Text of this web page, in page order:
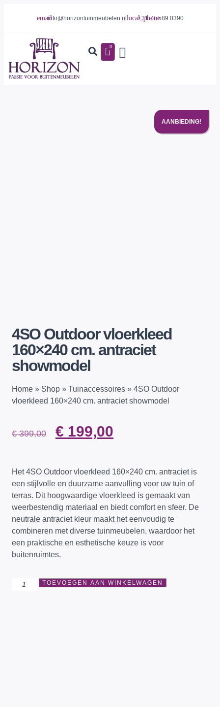
info@horizontuinmeubelen.nl +31 71 589 0390
0
AANBIEDING!
4SO Outdoor vloerkleed
160×240 cm. antraciet
showmodel
Home » Shop » Tuinaccessoires » 4SO Outdoor
vloerkleed 160×240 cm. antraciet showmodel
€399,00 € 199,00
Het 4SO Outdoor vloerkleed 160×240 cm. antraciet is
een stijlvolle en duurzame aanvulling voor uw tuin of
terras. Dit hoogwaardige vloerkleed is gemaakt van
weerbestendig materiaal en biedt comfort en sfeer. De
neutrale antraciet kleur maakt het eenvoudig te
combineren met diverse tuinmeubelen, waardoor het
een praktische en esthetische keuze is voor
buitenruimtes.
TOEVOEGEN AAN WINKELWAGEN